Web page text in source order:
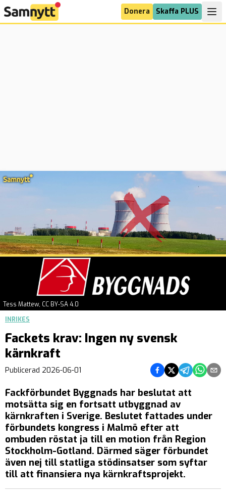
Donera Skaffa PLUS
Tess Mattew, CC BY-SA 4.0
INRIKES
Fackets krav: Ingen ny svensk
kärnkraft
Publicerad 2026-06-01 Dela på Facebook
Dela på Twitter
Dela på
Dela
Fackförbundet Byggnads har beslutat att
motsätta sig en fortsatt utbyggnad av
kärnkraften i Sverige. Beslutet fattades under
förbundets kongress i Malmö efter att
ombuden röstat ja till en motion från Region
Stockholm-Gotland. Därmed säger förbundet
även nej till statliga stödinsatser som syftar
till att finansiera nya kärnkraftsprojekt.